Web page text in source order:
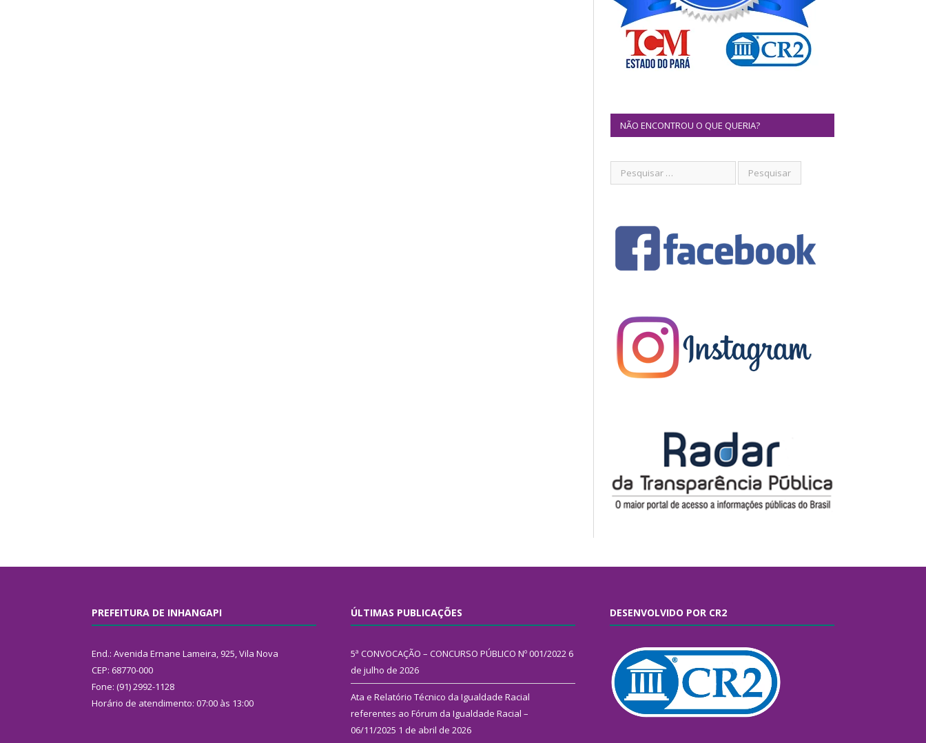
NÃO ENCONTROU O QUE QUERIA?
PREFEITURA DE INHANGAPI
End.: Avenida Ernane Lameira, 925, Vila Nova
CEP: 68770-000
Fone: (91) 2992-1128
Horário de atendimento: 07:00 às 13:00
ÚLTIMAS PUBLICAÇÕES
5ª CONVOCAÇÃO – CONCURSO PÚBLICO Nº 001/2022 6
de julho de 2026
Ata e Relatório Técnico da Igualdade Racial
referentes ao Fórum da Igualdade Racial –
06/11/2025 1 de abril de 2026
DESENVOLVIDO POR CR2